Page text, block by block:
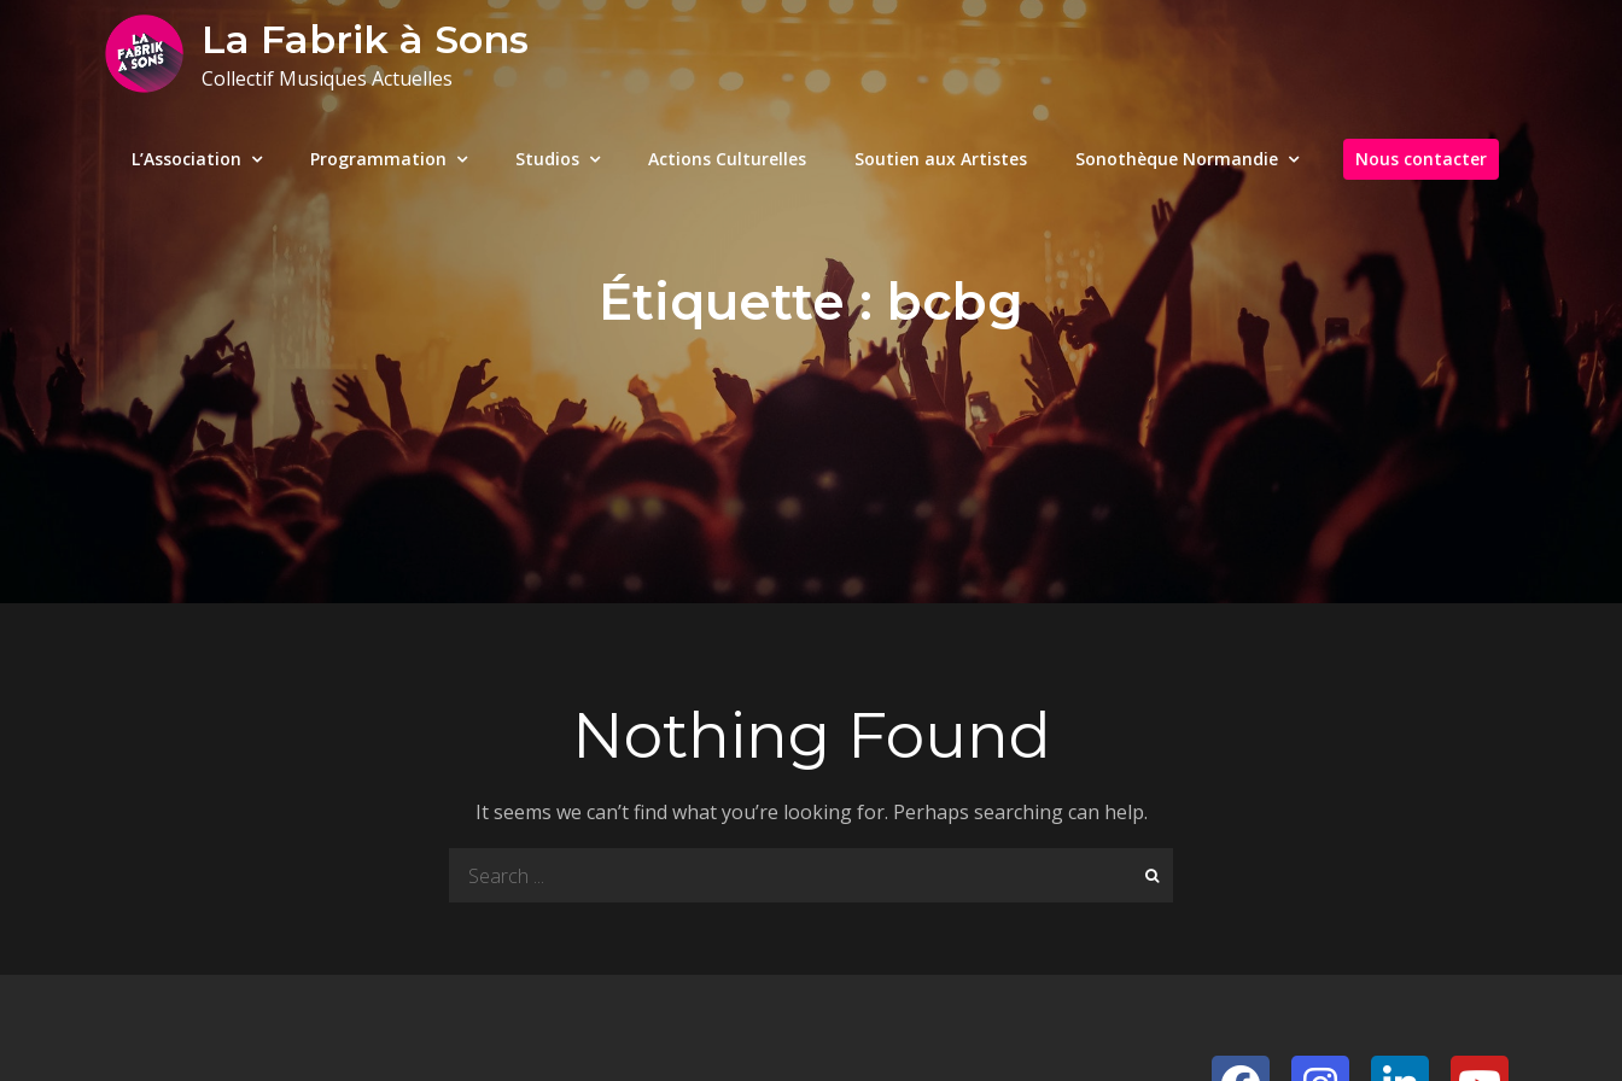
La Fabrik à Sons
Collectif Musiques Actuelles
L’Association Programmation Studios Actions Culturelles Soutien aux Artistes Sonothèque Normandie Nous contacter
Étiquette : bcbg
Nothing Found
It seems we can’t find what you’re looking for. Perhaps searching can help.
Search